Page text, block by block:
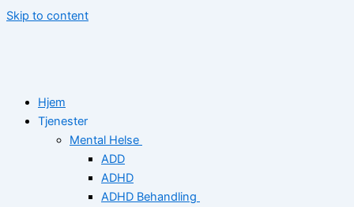
Skip to content
Hjem
Tjenester
Mental Helse
ADD
ADHD
ADHD Behandling